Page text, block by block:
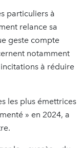
particuliers à
relance sa
geste compte
notamment
à réduire
les plus émettrices
» en 2024, a